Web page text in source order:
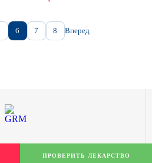
6 7 8 Вперед
ПРОВЕРИТЬ ЛЕКАРСТВО